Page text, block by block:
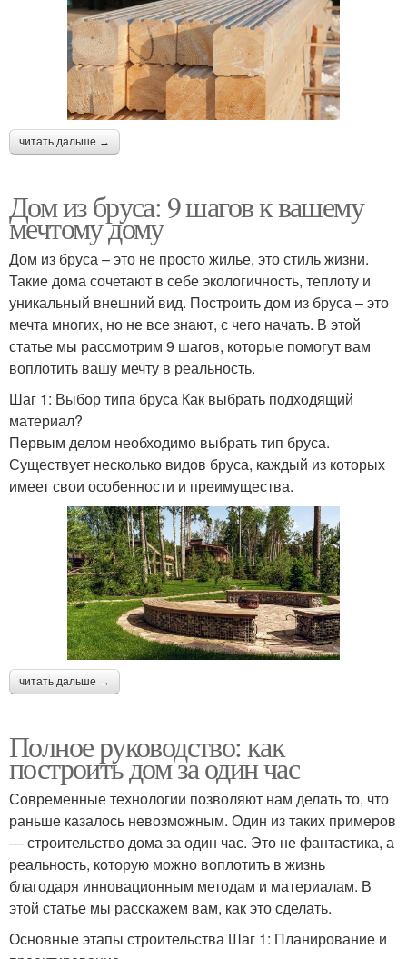
читать дальше →
Дом из бруса: 9 шагов к вашему
мечтому дому
Дом из бруса – это не просто жилье, это стиль жизни.
Такие дома сочетают в себе экологичность, теплоту и
уникальный внешний вид. Построить дом из бруса – это
мечта многих, но не все знают, с чего начать. В этой
статье мы рассмотрим 9 шагов, которые помогут вам
воплотить вашу мечту в реальность.
Шаг 1: Выбор типа бруса Как выбрать подходящий
материал?
Первым делом необходимо выбрать тип бруса.
Существует несколько видов бруса, каждый из которых
имеет свои особенности и преимущества.
читать дальше →
Полное руководство: как
построить дом за один час
Современные технологии позволяют нам делать то, что
раньше казалось невозможным. Один из таких примеров
— строительство дома за один час. Это не фантастика, а
реальность, которую можно воплотить в жизнь
благодаря инновационным методам и материалам. В
этой статье мы расскажем вам, как это сделать.
Основные этапы строительства Шаг 1: Планирование и